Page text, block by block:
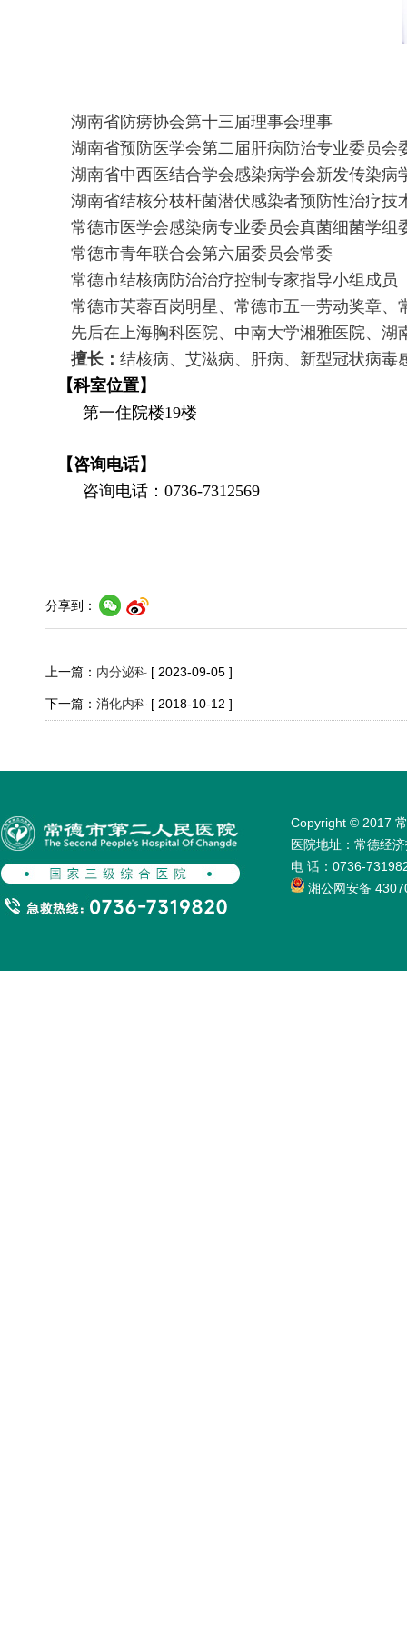
湖南省防痨协会第十三届理事会理事
湖南省预防医学会第二届肝病防治专业委员会
湖南省中西医结合学会感染病学会新发传染病
湖南省结核分枝杆菌潜伏感染者预防性治疗技
常德市医学会感染病专业委员会真菌细菌学组
常德市青年联合会第六届委员会常委
常德市结核病防治治疗控制专家指导小组成员
常德市芙蓉百岗明星、常德市五一劳动奖章
先后在上海胸科医院、中南大学湘雅医院、
擅长： 结核病、艾滋病、肝病、新型冠状病
【科室位置】
第一住院楼19楼
【咨询电话】
咨询电话：0736-7312569
分享到：
上一篇： 内分泌科 [ 2023-09-05 ]
下一篇： 消化内科 [ 2018-10-12 ]
Copyright © 2017
医院地址：常德经
电 话：0736-
湘公网安备